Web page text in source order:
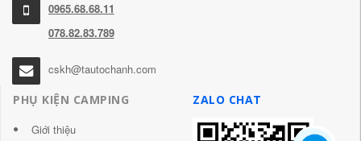
0965.68.68.11
078.82.83.789
cskh@tautochanh.com
PHỤ KIỆN CAMPING
Giới thiệu
ZALO CHAT